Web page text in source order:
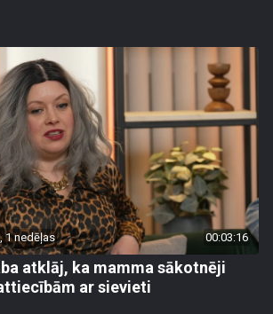
1 nedēļas 00:03:16
atklāj, ka mamma sākotnēji
ar sievieti